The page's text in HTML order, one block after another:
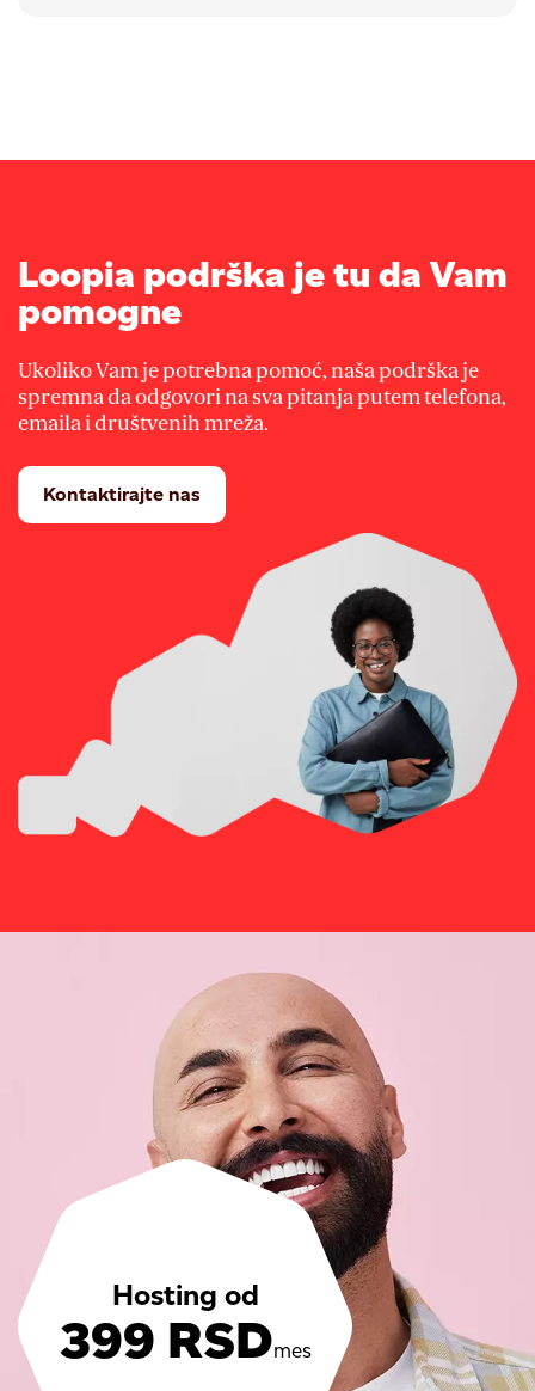
Loopia podrška je tu da Vam
pomogne
Ukoliko Vam je potrebna pomoć, naša podrška je
spremna da odgovori na sva pitanja putem telefona,
emaila i društvenih mreža.
Kontaktirajte nas
Hosting od
399 RSDmes